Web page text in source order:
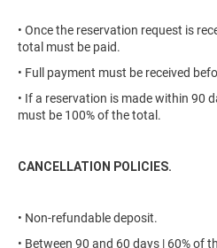
• Once the reservation request is
total must be paid.
• Full payment must be received
• If a reservation is made within 90
must be 100% of the total.
CANCELLATION POLICIES.
• Non-refundable deposit.
• Between 90 and 60 days | 60% of